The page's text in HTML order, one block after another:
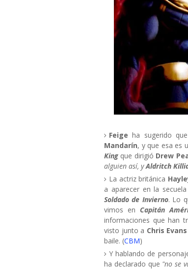
Feigeha sugerido
Mandarín, y que esa es
King que dirigió Drew
alguien así, yAldritch
La actriz británica
a aparecer en la
Soldado de Invierno. Lo
vimos en Capitán
informaciones que han
visto junto a Chris Evans
baile. (CBM)
Y hablando de
ha declarado que "no se